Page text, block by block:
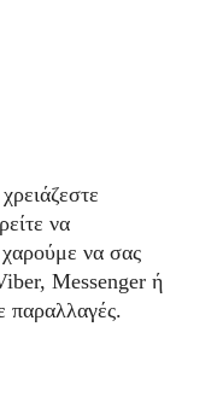
να
να σας
Messenger ή
παραλλαγές.